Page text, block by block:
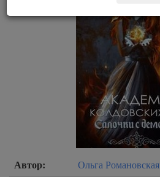
Автор: Ольга Романовская